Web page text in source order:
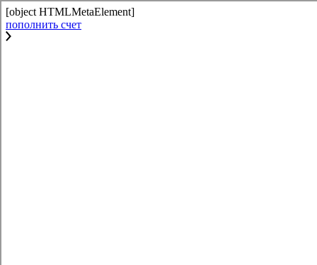
[object HTMLMetaElement]
пополнить счет